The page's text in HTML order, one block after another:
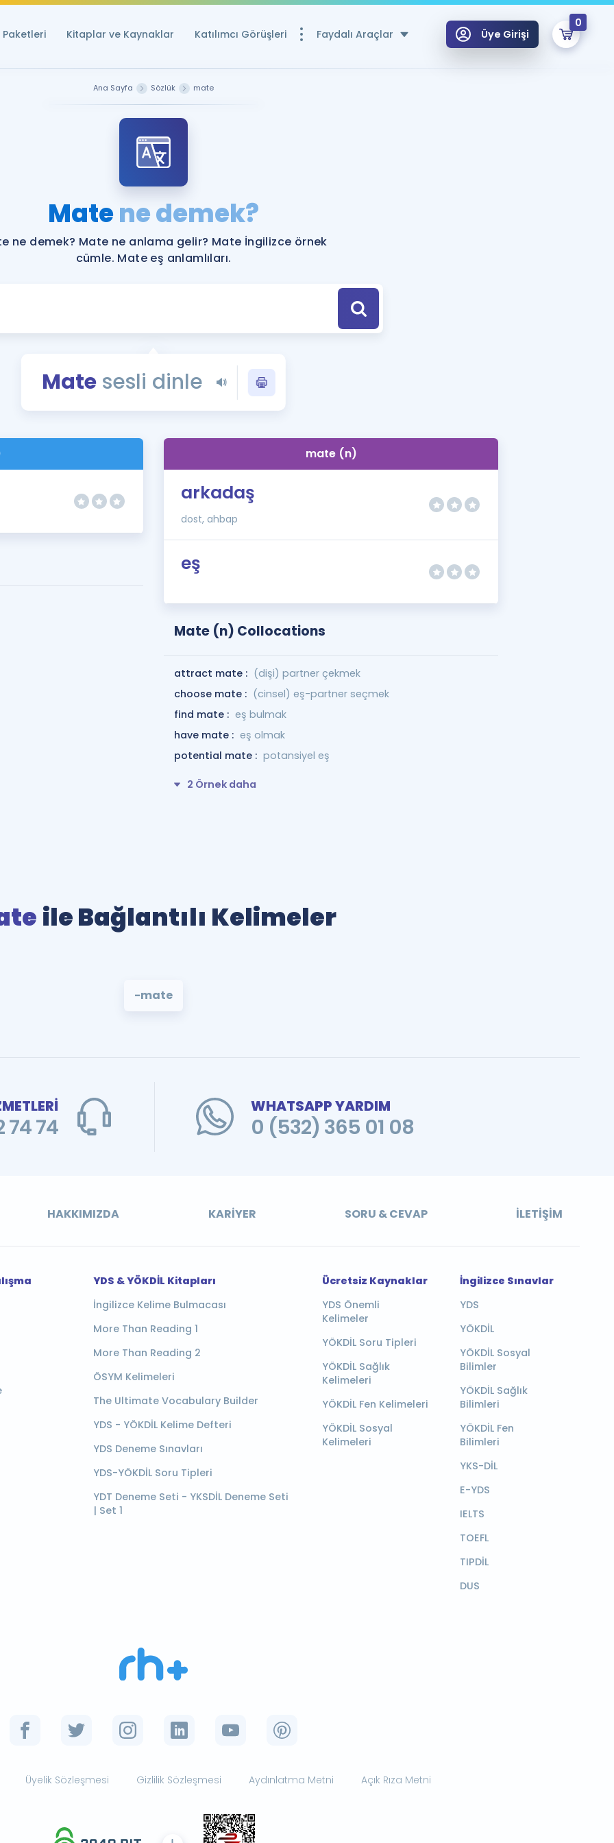
Paketleri Kitaplar ve Kaynaklar Katılımcı Görüşleri Faydalı Araçlar
YDS ve YÖKDİL Puan Hesaplama Aracı
Rehberlik Aracı
YDS ve YÖKDİL'e Hazırlananlar için Öneriler
Tüm ÖSYM Sınavları Tek Takvimde
YDS - YÖKDİL Tüm Sınavlarla İlgili Haberler
İngilizce Gramer
Üye Girişi
0
Ana Sayfa Sözlük mate
Matene demek?
ne demek? Mate ne anlama gelir? Mate İngilizce örnek
cümle. Mate eş anlamlıları.
Matesesli dinle
mate (n)
arkadaş
dost, ahbap
eş
Mate (n) Collocations
attract mate : (dişi) partner çekmek
choose mate : (cinsel) eş-partner seçmek
find mate : eş bulmak
have mate : eş olmak
potential mate : potansiyel eş
2 Örnek daha
ile Bağlantılı Kelimeler
-mate
74
WHATSAPP YARDIM
0 (532) 365 01 08
HAKKIMIZDA KARIYER SORU & CEVAP İLETIŞIM
YDS & YÖKDİL Kitapları
İngilizce Kelime Bulmacası
More Than Reading 1
More Than Reading 2
ÖSYM Kelimeleri
The Ultimate Vocabulary Builder
YDS - YÖKDİL Kelime Defteri
YDS Deneme Sınavları
YDS-YÖKDİL Soru Tipleri
YDT Deneme Seti - YKSDİL Deneme Seti
| Set 1
Ücretsiz Kaynaklar
YDS Önemli
Kelimeler
YÖKDİL Soru Tipleri
YÖKDİL Sağlık
Kelimeleri
YÖKDİL Fen Kelimeleri
YÖKDİL Sosyal
Kelimeleri
İngilizce Sınavlar
YDS
YÖKDİL
YÖKDİL Sosyal
Bilimler
YÖKDİL Sağlık
Bilimleri
YÖKDİL Fen
Bilimleri
YKS-DİL
E-YDS
IELTS
TOEFL
TIPDİL
DUS
Üyelik Sözleşmesi Gizlilik Sözleşmesi Aydınlatma Metni Açık Rıza Metni